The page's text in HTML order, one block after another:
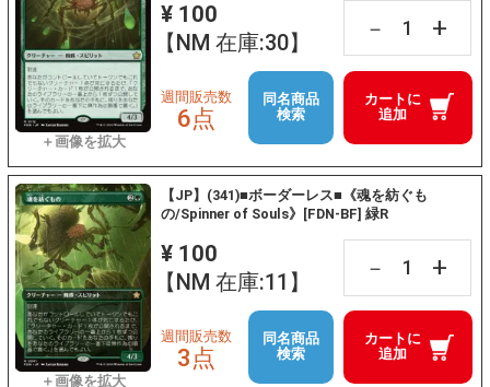
¥ 100
【NM 在庫:30】
－ +
カートに
追加
週間販売数
6点
同名商品
検索
【JP】(341)■ボーダーレス■《魂を紡ぐも
の/Spinner of Souls》[FDN-BF] 緑R
¥ 100
【NM 在庫:11】
－ +
カートに
追加
週間販売数
3点
同名商品
検索